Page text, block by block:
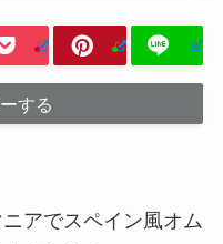
する
アでスペイン風オム